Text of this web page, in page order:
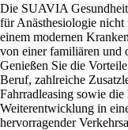
Die SUAVIA
für Anästhesiologie
einem modernen
von einer familiären und
Genießen Sie die
Beruf, zahlreiche
Fahrradleasing sowie
Weiterentwicklung in
hervorragender